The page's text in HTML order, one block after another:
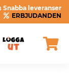
Snabba leveranser
ERBJUDANDEN